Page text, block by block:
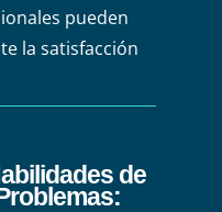
pueden
la satisfacción
de
: